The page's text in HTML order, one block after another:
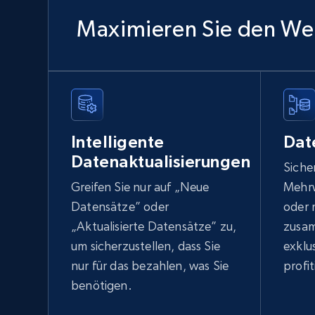
Maximieren Sie den
Intelligente
Datenaktualisierungen
Greifen Sie nur auf „Neue
Datensätze” oder
„Aktualisierte Datensätze” zu,
um sicherzustellen, dass Sie
nur für das bezahlen, was Sie
benötigen.
oder